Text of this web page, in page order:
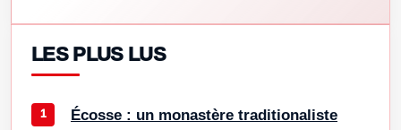
LES PLUS LUS
Écosse : un monastère traditionaliste